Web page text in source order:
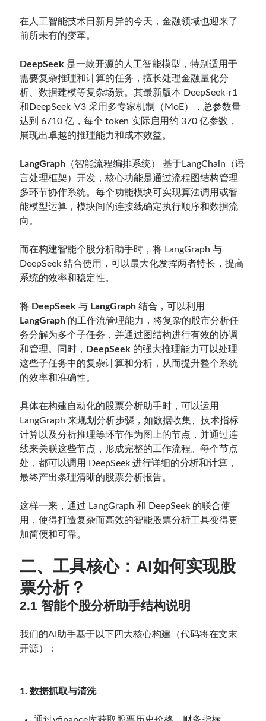
在人工智能技术日新月异的今天，金融领域也迎来了
前所未有的变革。
DeepSeek 是一款开源的人工智能模型，特别适用于
需要复杂推理和计算的任务，擅长处理金融量化分
析、数据建模等复杂场景。其最新版本 DeepSeek-r1
和DeepSeek-V3 采用多专家机制（MoE），总参数量
达到 6710 亿，每个 token 实际启用约 370 亿参数，
展现出卓越的推理能力和成本效益。
LangGraph （智能流程编排系统） 基于LangChain（语
言处理框架）开发，核心功能是通过流程图结构管理
多环节协作系统。每个功能模块可实现算法调用或智
能模型运算，模块间的连接线确定执行顺序和数据流
向。
而在构建智能个股分析助手时，将 LangGraph 与
DeepSeek 结合使用，可以最大化发挥两者特长，提高
系统的效率和稳定性。
将 DeepSeek 与 LangGraph 结合，可以利用
LangGraph 的工作流管理能力，将复杂的股市分析任
务分解为多个子任务，并通过图结构进行有效的协调
和管理。同时， DeepSeek 的强大推理能力可以处理
这些子任务中的复杂计算和分析，从而提升整个系统
的效率和准确性。
具体在构建自动化的股票分析助手时，可以运用
LangGraph 来规划分析步骤，如数据收集、技术指标
计算以及分析推理等环节作为图上的节点，并通过连
线来关联这些节点，形成完整的工作流程。每个节点
处，都可以调用 DeepSeek 进行详细的分析和计算，
最终产出条理清晰的股票分析报告。
这样一来，通过 LangGraph 和 DeepSeek 的联合使
用，使得打造复杂而高效的智能股票分析工具变得更
加简便和可靠。
二、工具核心：AI如何实现股
票分析？
2.1 智能个股分析助手结构说明
我们的AI助手基于以下四大核心构建（代码将在文末
开源）：
1. 数据抓取与清洗